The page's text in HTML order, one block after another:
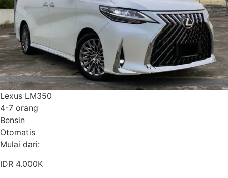
Lexus LM350
4-7 orang
Bensin
Otomatis
Mulai dari:
IDR 4.000K